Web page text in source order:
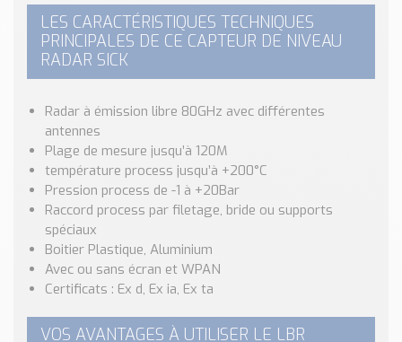
brasseries
Contact & Devis
LES CARACTÉRISTIQUES TECHNIQUES
PRINCIPALES DE CE CAPTEUR DE NIVEAU
RADAR SICK
Radar à émission libre 80GHz avec différentes
antennes
Plage de mesure jusqu’à 120M
température process jusqu’à +200°C
Pression process de -1 à +20Bar
Raccord process par filetage, bride ou supports
spéciaux
Boitier Plastique, Aluminium
Avec ou sans écran et WPAN
Certificats : Ex d, Ex ia, Ex ta
VOS AVANTAGES À UTILISER LE LBR